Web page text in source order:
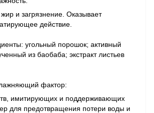
и загрязнение. Оказывает
действие.
угольный порошок; активный
из баобаба; экстракт листьев
фактор:
имитирующих и поддерживающих
для предотвращения потери воды и